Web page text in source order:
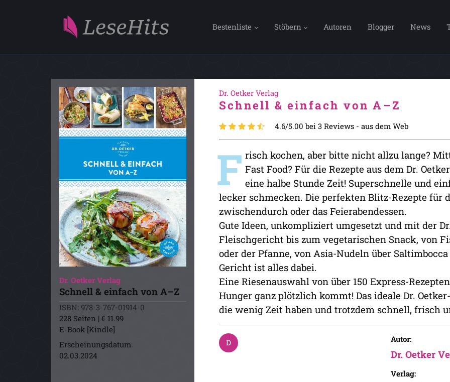
Bestenliste Stöbern Autoren Blogger News
Dr. Oetker Verlag
Schnell & einfach von A–Z
ISBN: 978-3-767-01914-0
228 Seiten | € 11.99
E-Book [Kindle]
Erscheinungsdatum:
02.03.2024
Dr. Oetker Verlag
Schnell & einfach von A–Z
4.6/5.00 bei 3 Reviews - aus dem Web
F risch kochen, aber bitte nicht allzu lange?
Fast Food? Für die Rezepte aus dem Dr.
eine halbe Stunde Zeit! Superschnelle und
lecker schmecken. Die perfekten Blitz-Rezepte für
zwischendurch oder das Feierabendessen.
Gute Ideen, unkompliziert umgesetzt und mit der
Fleischgericht bis zum vegetarischen Snack, von
oder der Pfanne, von Asia-Nudeln über
Gericht ist alles dabei.
Eine Riesenauswahl von über 150 Express-
Hunger ganz plötzlich kommt! Das ideale Dr.
die wenig Zeit haben und trotzdem schnell, frisch
Autor:
Dr. Oetker
Verlag: